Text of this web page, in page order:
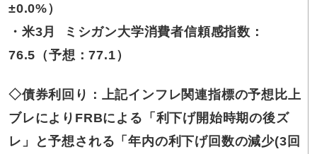
±0.0%）
・米3月 ミシガン大学消費者信頼感指数：
76.5（予想：77.1）
◇債券利回り：上記インフレ関連指標の予想比上
ブレによりFRBによる「利下げ開始時期の後ズ
レ」と予想される「年内の利下げ回数の減少(3回